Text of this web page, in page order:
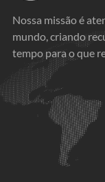
Nossa missão é
mundo, criando
tempo para o que